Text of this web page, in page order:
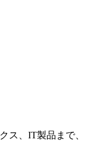
ス、IT製品まで、